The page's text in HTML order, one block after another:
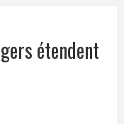
étendent